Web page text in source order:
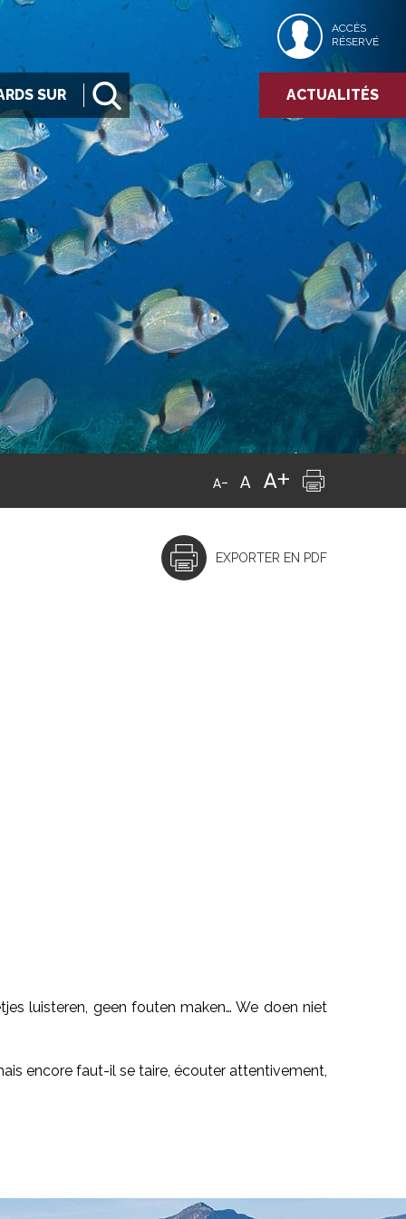
SUR
ACCÈS
RÉSERVÉ
ACTUALITÉS
EXPORTER EN PDF
luisteren, geen fouten maken… We doen niet
encore faut-il se taire, écouter attentivement,